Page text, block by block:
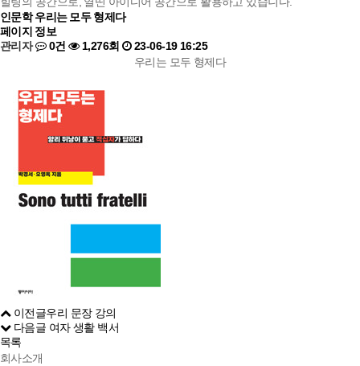
인문학 우리는 모두 형제다
페이지 정보
관리자
0건 1,276회
23-06-19 16:25
우리는 모두 형제다
이전글우리 문장 강의
다음글 여자 생활 백서
목록
회사소개